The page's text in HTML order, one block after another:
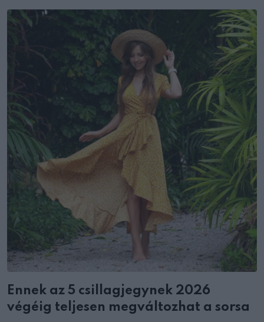
Ennek az 5 csillagjegynek 2026
végéig teljesen megváltozhat a sorsa